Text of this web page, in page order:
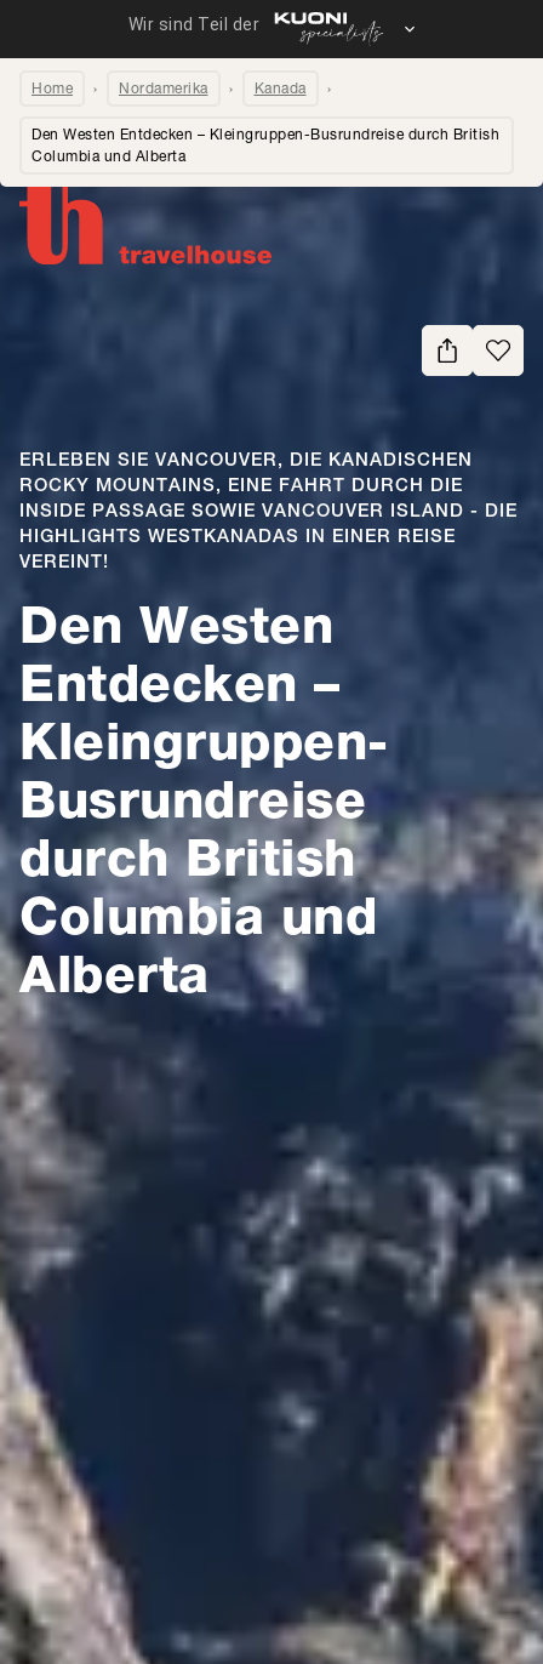
Home Nordamerika Kanada
Den Westen Entdecken – Kleingruppen-Busrundreise durch British
Columbia und Alberta
Den Westen
Entdecken –
Kleingruppen-
Busrundreise
durch British
Columbia und
Alberta
ERLEBEN SIE VANCOUVER, DIE KANADISCHEN
ROCKY MOUNTAINS, EINE FAHRT DURCH DIE
INSIDE PASSAGE SOWIE VANCOUVER ISLAND - DIE
HIGHLIGHTS WESTKANADAS IN EINER REISE
VEREINT!